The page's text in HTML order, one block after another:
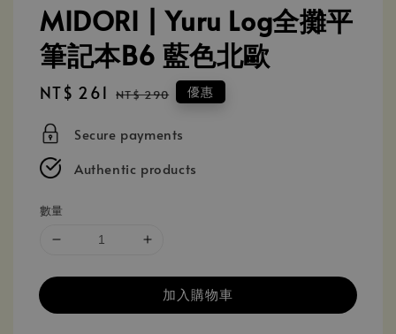
MIDORI | Yuru Log全攤平
筆記本B6 藍色北歐
Sale
NT$ 261 Regular
NT$ 290 優惠
Secure payments
Authentic products
數量
加入購物車